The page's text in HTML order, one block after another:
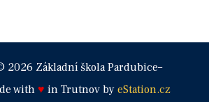
Základní škola Pardubice–
with♥ in Trutnov by eStation.cz